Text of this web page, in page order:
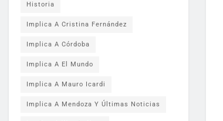
Historia
Implica A Cristina Fernández
Implica A Córdoba
Implica A El Mundo
Implica A Mauro Icardi
Implica A Mendoza Y Últimas Noticias